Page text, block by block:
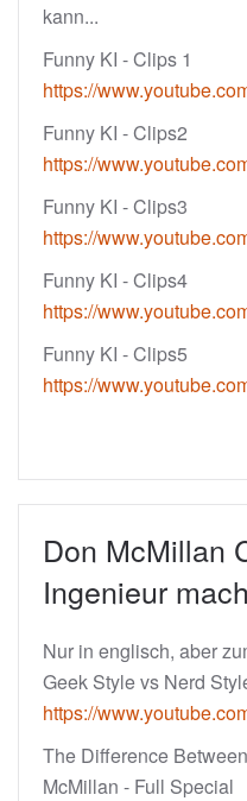
kann...
Funny KI - Clips 1
https://
Funny KI - Clips2
https://
Funny KI - Clips3
https://
Funny KI - Clips4
https://
Funny KI - Clips5
https://
Don McMillan
Ingenieur
Nur in englisch, aber
Geek Style vs Nerd
https://
The Difference
McMillan - Full Special